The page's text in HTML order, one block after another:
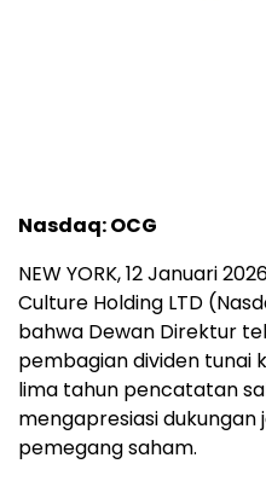
Nasdaq: OCG
NEW YORK, 12 Januari
Culture Holding LTD
bahwa Dewan Direktur
pembagian dividen tunai
lima tahun pencatatan
mengapresiasi
pemegang saham.